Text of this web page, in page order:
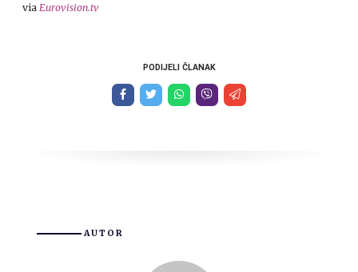
via Eurovision.tv
PODIJELI ČLANAK
AUTOR